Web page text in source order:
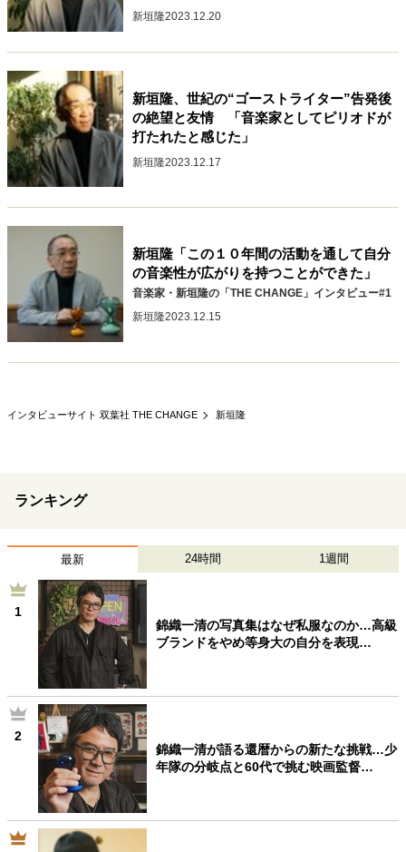
重圧との向き合い方 一流のルーティン
ライフスタイル・生き方
40代からの景色 50代のリアル
パートナーとの歩み方
親になるということ
病が教えてくれたこと
熱狂できるもの
一生モノの愛用品
私を彩るエッセンス
70代のグランドデザイン
社会・カルチャー・マネー
新垣隆2023.12.20
新垣隆、世紀の“ゴーストライター”告発後
の絶望と友情 「音楽家としてピリオドが
打たれたと感じた」
新垣隆2023.12.17
新垣隆「この１０年間の活動を通して自分
の音楽性が広がりを持つことができた」
音楽家・新垣隆の「THE CHANGE」インタビュー#1
新垣隆2023.12.15
インタビューサイト 双葉社 THE CHANGE 新垣隆
ランキング
最新 24時間 1週間
1
錦織一清の写真集はなぜ私服なのか…高級
ブランドをやめ等身大の自分を表現…
2
錦織一清が語る還暦からの新たな挑戦…少
年隊の分岐点と60代で挑む映画監督…